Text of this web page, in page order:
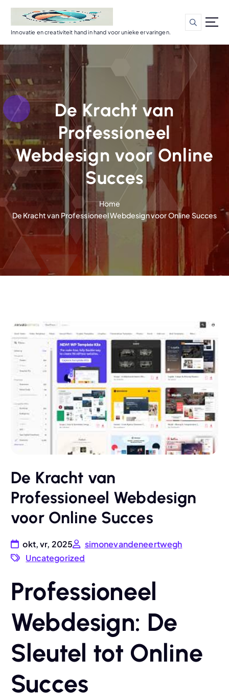
d
n
u
Innovatie en creativiteit hand in hand voor unieke ervaringen.
De Kracht van
Professioneel
Webdesign voor Online
Succes
Home
De Kracht van Professioneel Webdesign voor Online Succes
De Kracht van
Professioneel Webdesign
voor Online Succes
okt, vr, 2025
simonevandeneertwegh
Uncategorized
Professioneel
Webdesign: De
Sleutel tot Online
Succes